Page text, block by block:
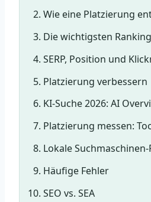
Wie eine Platzierung
Die wichtigsten
SERP, Position und
Platzierung verbessern
KI-Suche 2026: AI
Platzierung messen:
Lokale
Häufige Fehler
SEO vs. SEA